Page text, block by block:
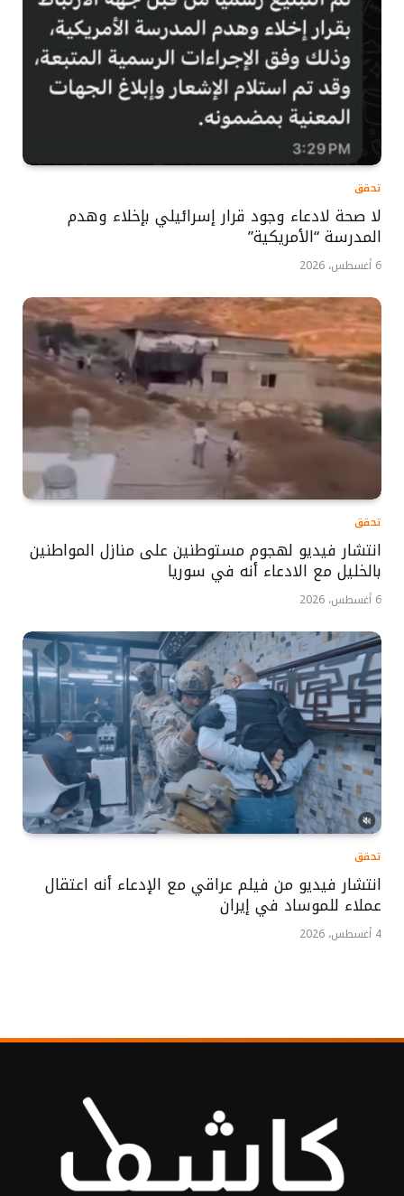
تحقق
لا صحة لادعاء وجود قرار إسرائيلي بإخلاء وهدم
المدرسة “الأمريكية”
6 أغسطس، 2026
تحقق
انتشار فيديو لهجوم مستوطنين على منازل المواطنين
بالخليل مع الادعاء أنه في سوريا
6 أغسطس، 2026
تحقق
انتشار فيديو من فيلم عراقي مع الإدعاء أنه اعتقال
عملاء للموساد في إيران
4 أغسطس، 2026